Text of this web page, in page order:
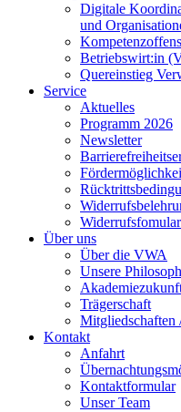
Digitale
und
Betriebswirt:in
Quereinstieg
Service
Aktuelles
Programm 2026
Newsletter
Widerrufsfomular
Über uns
Über die VWA
Unsere
Trägerschaft
Mitgliedschaften
Kontakt
Anfahrt
Kontaktformular
Unser Team